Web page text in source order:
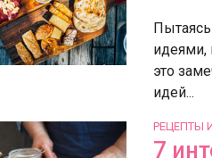
Пытаясь
идеями,
это
идей...
РЕЦЕПТЫ
7